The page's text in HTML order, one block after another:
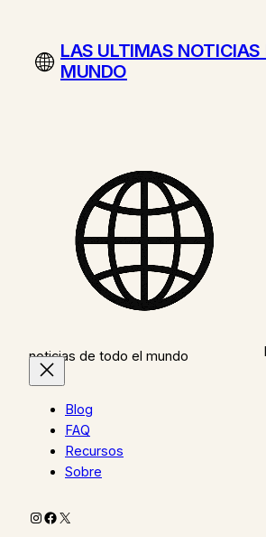
contenidoLAS ULTIMAS NOTICIAS
MUNDO
noticias de todo el mundo
Blog
FAQ
Recursos
Sobre
Instagram
Facebook
X